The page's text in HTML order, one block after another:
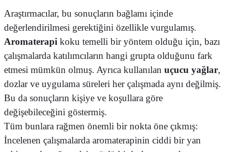
Araştırmacılar, bu sonuçların bağlamı içinde
değerlendirilmesi gerektiğini özellikle vurgulamış.
Aromaterapi koku temelli bir yöntem olduğu için, bazı
çalışmalarda katılımcıların hangi grupta olduğunu fark
etmesi mümkün olmuş. Ayrıca kullanılan uçucu yağlar,
dozlar ve uygulama süreleri her çalışmada aynı değilmiş.
Bu da sonuçların kişiye ve koşullara göre
değişebileceğini göstermiş.
Tüm bunlara rağmen önemli bir nokta öne çıkmış:
İncelenen çalışmalarda aromaterapinin ciddi bir yan